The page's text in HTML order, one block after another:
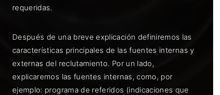
requeridas.
Después de una breve explicación definiremos las
características principales de las fuentes internas y
externas del reclutamiento. Por un lado,
explicaremos las fuentes internas, como, por
ejemplo: programa de referidos (indicaciones que